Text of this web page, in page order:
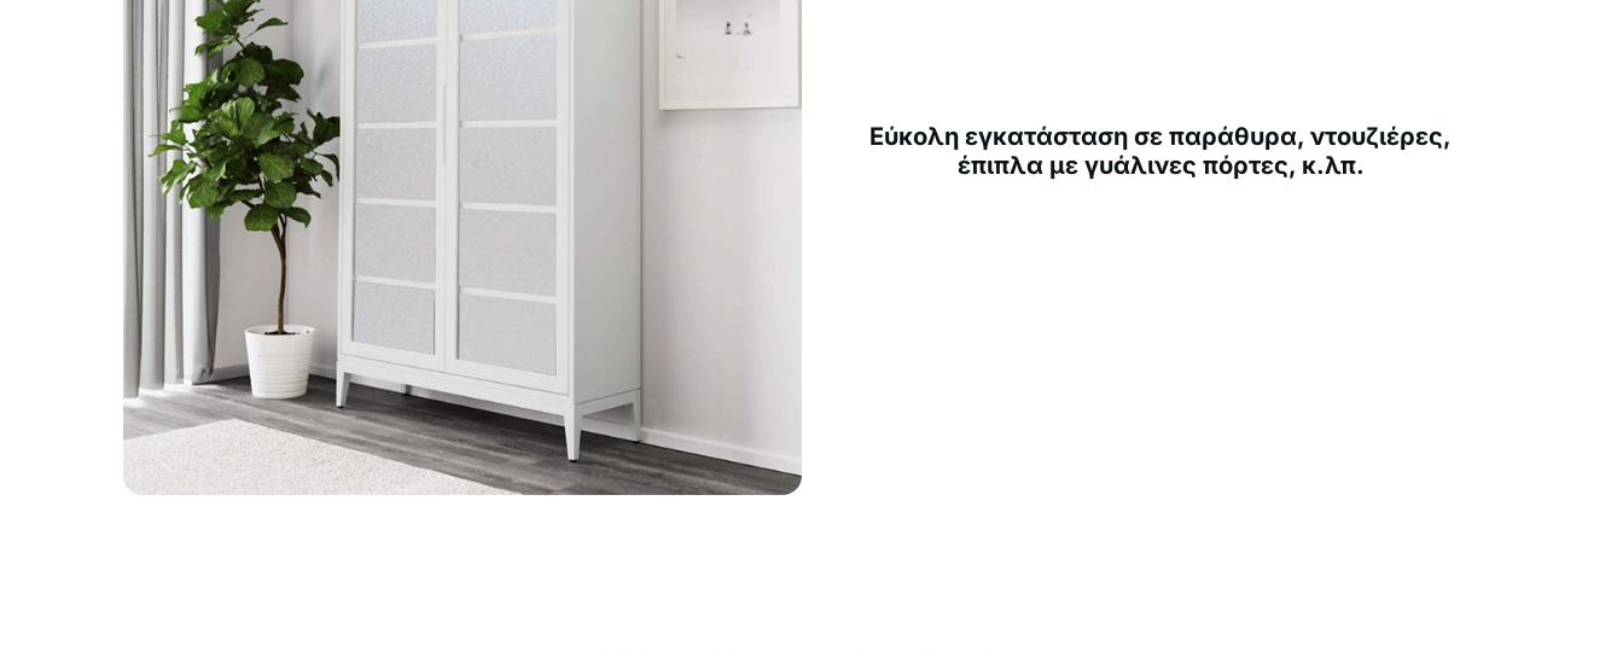
Εύκολη εγκατάσταση σε παράθυρα, ντουζιέρες,
έπιπλα με γυάλινες πόρτες, κ.λπ.